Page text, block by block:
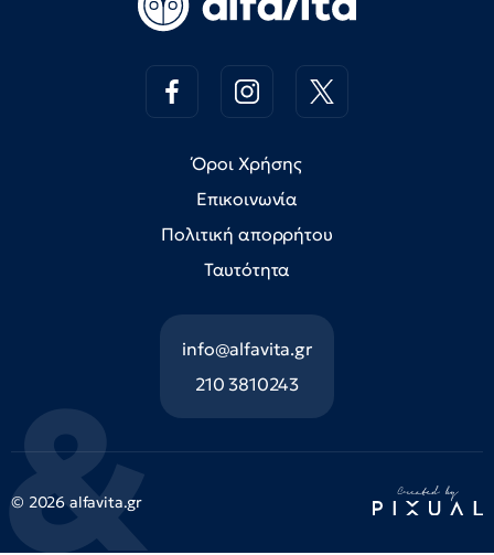
Όροι Χρήσης
Επικοινωνία
Πολιτική απορρήτου
Ταυτότητα
info@alfavita.gr
210 3810243
© 2026 alfavita.gr